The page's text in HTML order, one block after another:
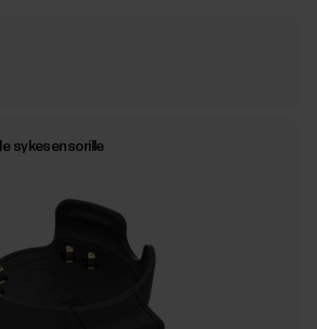
sykesensorille